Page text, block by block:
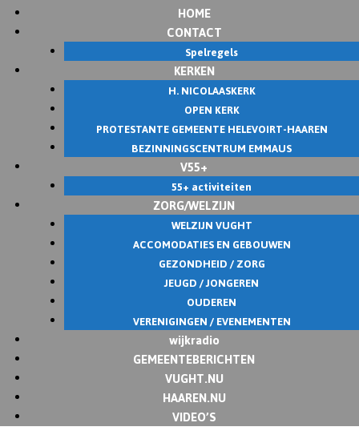
HOME
CONTACT
Spelregels
KERKEN
H. NICOLAASKERK
OPEN KERK
PROTESTANTE GEMEENTE HELEVOIRT-HAAREN
BEZINNINGSCENTRUM EMMAUS
V55+
55+ activiteiten
ZORG/WELZIJN
WELZIJN VUGHT
ACCOMODATIES EN GEBOUWEN
GEZONDHEID / ZORG
JEUGD / JONGEREN
OUDEREN
VERENIGINGEN / EVENEMENTEN
wijkradio
GEMEENTEBERICHTEN
VUGHT.NU
HAAREN.NU
VIDEO’S